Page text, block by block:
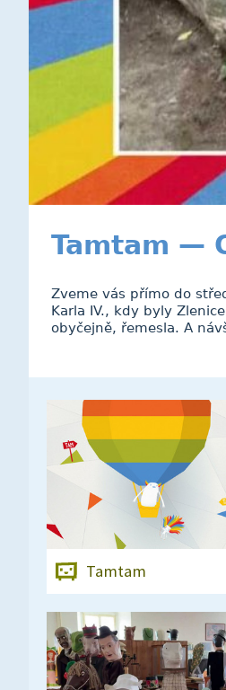
Tamtam —
Zveme vás přímo do
Karla IV., kdy byly
obyčejně, řemesla. A
Tamtam